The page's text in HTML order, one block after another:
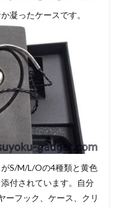
凝ったケースです。
S/M/L/Oの4種類と黄色
付されています。自分
ーフック、ケース、クリ